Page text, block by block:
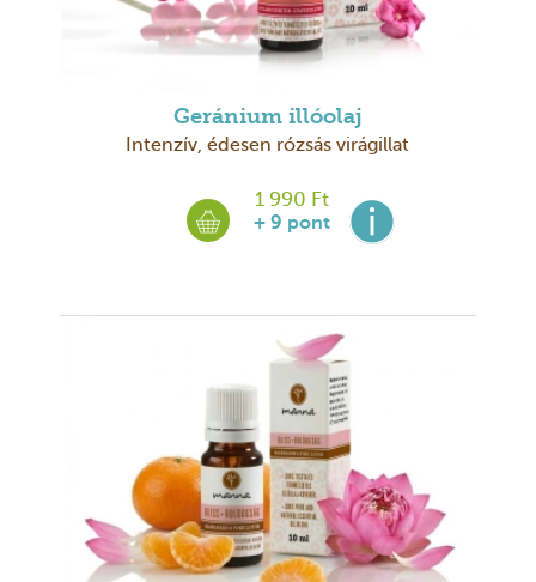
Geránium illóolaj
Intenzív, édesen rózsás virágillat
1 990 Ft
+ 9 pont